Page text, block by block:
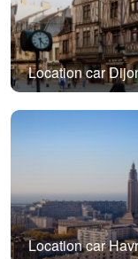
Location car
Location car